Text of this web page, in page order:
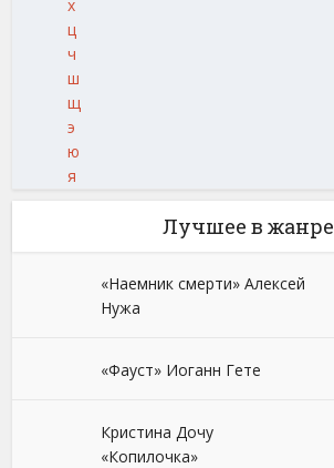
х
ц
ч
ш
щ
э
ю
я
Лучшее в жанре
«Наемник смерти» Алексей
Нужа
«Фауст» Иоганн Гете
Кристина Дочу
«Копилочка»